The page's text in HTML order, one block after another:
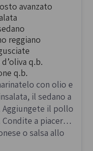
avanzato
reggiano
q.b.
q.b.
con olio e
il sedano a
il pollo
a piacere
o salsa allo